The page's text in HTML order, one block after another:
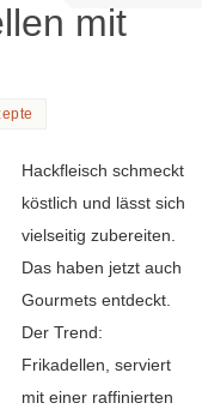
mit
Hackfleisch schmeckt
köstlich und lässt sich
vielseitig zubereiten.
Das haben jetzt auch
Gourmets entdeckt.
Der Trend:
Frikadellen, serviert
mit einer raffinierten